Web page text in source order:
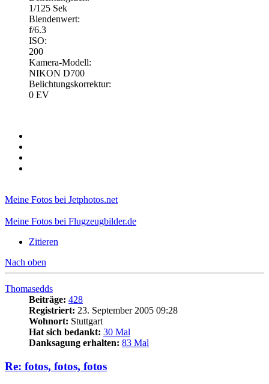
1/125 Sek
Blendenwert:
f/6.3
ISO:
200
Kamera-Modell:
NIKON D700
Belichtungskorrektur:
0 EV
Meine Fotos bei Jetphotos.net
Meine Fotos bei Flugzeugbilder.de
Zitieren
Nach oben
Thomasedds
Beiträge: 428
Registriert: 23. September 2005 09:28
Wohnort: Stuttgart
Hat sich bedankt: 30 Mal
Danksagung erhalten: 83 Mal
Re: fotos, fotos, fotos